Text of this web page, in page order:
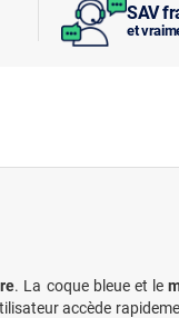
SAV
et
. La coque bleue et le
accède